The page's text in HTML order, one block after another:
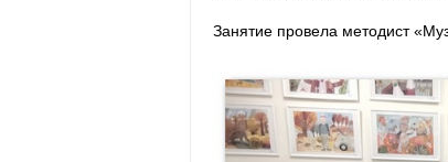
Занятие провела методист